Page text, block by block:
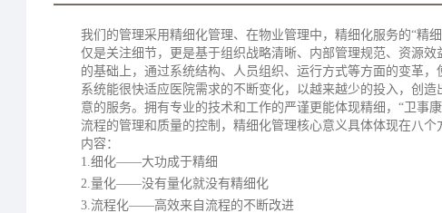
我们的管理采用精细化管理、在物业管理中，精细化服务的“精
仅是关注细节，更是基于组织战略清晰、内部管理规范、资源效
的基础上，通过系统结构、人员组织、运行方式等方面的变革，
系统能很快适应医院需求的不断变化，以越来越少的投入，创造
意的服务。拥有专业的技术和工作的严谨更能体现精细，“卫事
流程的管理和质量的控制，精细化管理核心意义具体体现在八个
内容：
1.细化——大功成于精细
2.量化——没有量化就没有精细化
3.流程化——高效来自流程的不断改进